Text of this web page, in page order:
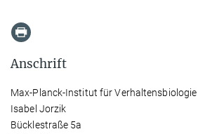
Anschrift
Max-Planck-Institut für Verhaltensbiologie
Isabel Jorzik
Bücklestraße 5a